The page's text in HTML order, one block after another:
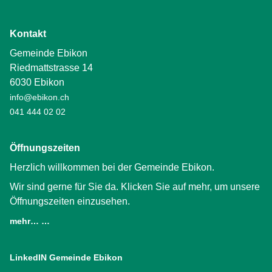
Kontakt
Gemeinde Ebikon
Riedmattstrasse 14
6030 Ebikon
info@ebikon.ch
041 444 02 02
Öffnungszeiten
Herzlich willkommen bei der Gemeinde Ebikon.
Wir sind gerne für Sie da. Klicken Sie auf mehr, um unsere
Öffnungszeiten einzusehen.
mehr… …
LinkedIN Gemeinde Ebikon